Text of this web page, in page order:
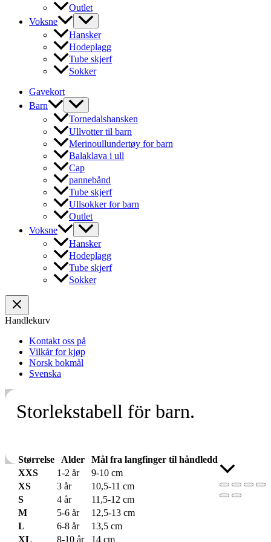
Outlet
Voksne
Hansker
Hodeplagg
Tube skjerf
Sokker
Gavekort
Barn
Tornedalshansken
Ullvotter til barn
Merinoullundertøy for barn
Balaklava i ull
Cap
pannebånd
Tube skjerf
Ullsokker for barn
Outlet
Voksne
Hansker
Hodeplagg
Tube skjerf
Sokker
Handlekurv
Kontakt oss på
Vilkår for kjøp
Norsk bokmål
Svenska
Storlekstabell för barn.
Størrelse Alder
Mål fra langfinger til håndledd
XXS
1-2 år
9-10 cm
XS
3 år
10,5-11 cm
S
4 år
11,5-12 cm
M
5-6 år
12,5-13 cm
L
6-8 år
13,5 cm
XL
8-10 år 14 cm